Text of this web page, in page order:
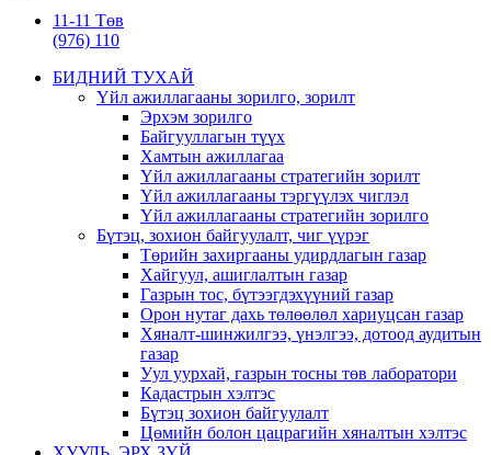
11-11 Төв
(976) 110
БИДНИЙ ТУХАЙ
Үйл ажиллагааны зорилго, зорилт
Эрхэм зорилго
Байгууллагын түүх
Хамтын ажиллагаа
Үйл ажиллагааны стратегийн зорилт
Үйл ажиллагааны тэргүүлэх чиглэл
Үйл ажиллагааны стратегийн зорилго
Бүтэц, зохион байгуулалт, чиг үүрэг
Төрийн захиргааны удирдлагын газар
Хайгуул, ашиглалтын газар
Газрын тос, бүтээгдэхүүний газар
Орон нутаг дахь төлөөлөл хариуцсан газар
Хяналт-шинжилгээ, үнэлгээ, дотоод аудитын
газар
Уул уурхай, газрын тосны төв лаборатори
Кадастрын хэлтэс
Бүтэц зохион байгуулалт
Цөмийн болон цацрагийн хяналтын хэлтэс